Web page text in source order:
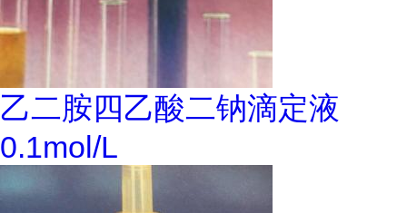
乙二胺四乙酸二钠滴定液
0.1mol/L